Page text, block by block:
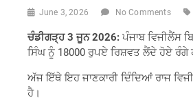
June 3, 2026 No Comments
ਚੰਡੀਗੜ੍ਹ 3 ਜੂਨ 2026:ਪੰਜਾਬ ਵਿਜੀਲੈਂਸ
ਸਿੰਘ ਨੂੰ 18000 ਰੁਪਏ ਰਿਸ਼ਵਤ ਲੈਂਦੇ ਹੋਏ ਰੰਗੇ
ਅੱਜ ਇੱਥੇ ਇਹ ਜਾਣਕਾਰੀ ਦਿੰਦਿਆਂ ਰਾਜ
ਹੈ।